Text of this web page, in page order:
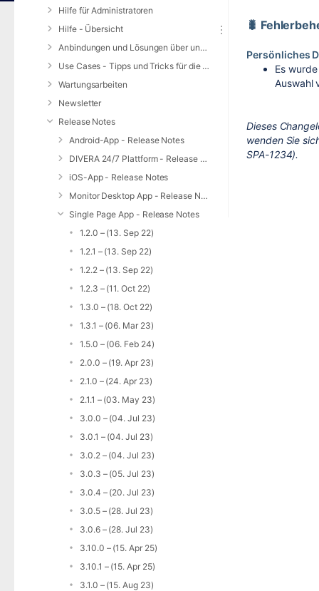
Hilfe für Administratoren
Hilfe - Übersicht
Anbindungen und Lösungen über unsere Web-Schnittstelle (REST-API)
Use Cases - Tipps und Tricks für die Anwendung von DIVERA 24/7
Wartungsarbeiten
Newsletter
Release Notes
Android-App - Release Notes
DIVERA 24/7 Plattform - Release Notes
iOS-App - Release Notes
Monitor Desktop App - Release Notes
Single Page App - Release Notes
1.2.0 – (13. Sep 22)
1.2.1 – (13. Sep 22)
1.2.2 – (13. Sep 22)
1.2.3 – (11. Oct 22)
1.3.0 – (18. Oct 22)
1.3.1 – (06. Mar 23)
1.5.0 – (06. Feb 24)
2.0.0 – (19. Apr 23)
2.1.0 – (24. Apr 23)
2.1.1 – (03. May 23)
3.0.0 – (04. Jul 23)
3.0.1 – (04. Jul 23)
3.0.2 – (04. Jul 23)
3.0.3 – (05. Jul 23)
3.0.4 – (20. Jul 23)
3.0.5 – (28. Jul 23)
3.0.6 – (28. Jul 23)
3.10.0 – (15. Apr 25)
3.10.1 – (15. Apr 25)
3.1.0 – (15. Aug 23)
🐛
Persönliches
Es
Auswahl
Dieses
wenden Sie
SPA-1234).